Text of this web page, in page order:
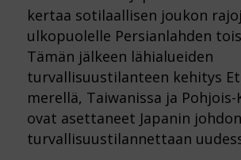
kertaa sotilaallisen joukon
ulkopuolelle Persianlahden
Tämän jälkeen lähialueiden
turvallisuustilanteen kehitys
merellä, Taiwanissa ja Pohjois-
ovat asettaneet Japanin
turvallisuustilannettaan